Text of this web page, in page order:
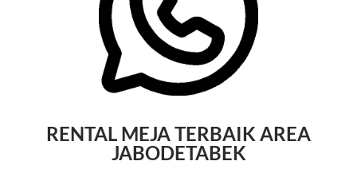
RENTAL MEJA TERBAIK AREA
JABODETABEK